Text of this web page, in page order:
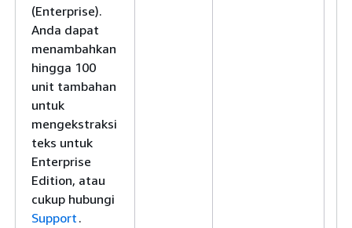
(Enterprise).
Anda dapat
menambahkan
hingga 100
unit tambahan
untuk
mengekstraksi
teks untuk
Enterprise
Edition, atau
cukup hubungi
Support .